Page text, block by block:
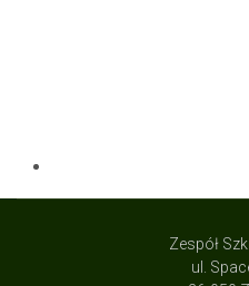
Zespół
ul.